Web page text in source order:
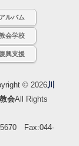
アルバム
会学校
興支援
© 2026川
会All Rights
5670 Fax:044-